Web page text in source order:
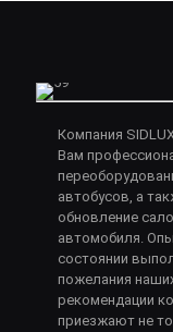
Компания
Вам
автобусов, а
обновление
автомобиля.
состоянии
пожелания
рекомендации
приезжают не